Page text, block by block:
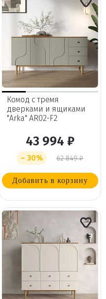
Комод с тремя
дверками и ящиками
"Arka" AR02-F2
43 994 ₽
– 30% 62 849 ₽
Добавить в корзину